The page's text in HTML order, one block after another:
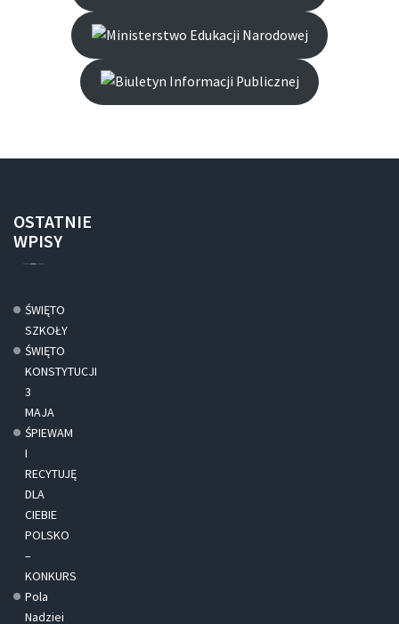
OSTATNIE
WPISY
ŚWIĘTO
SZKOŁY
ŚWIĘTO
KONSTYTUCJI
3
MAJA
ŚPIEWAM
I
RECYTUJĘ
DLA
CIEBIE
POLSKO
–
KONKURS
Pola
Nadziei